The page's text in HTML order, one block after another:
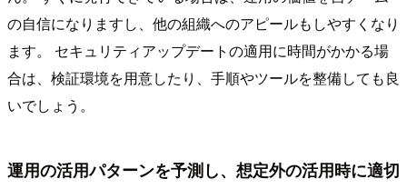
の自信になりますし、他の組織へのアピールもしやすくなり
ます。 セキュリティアップデートの適用に時間がかかる場
合は、検証環境を用意したり、手順やツールを整備しても良
いでしょう。
運用の活用パターンを予測し、想定外の活用時に適切